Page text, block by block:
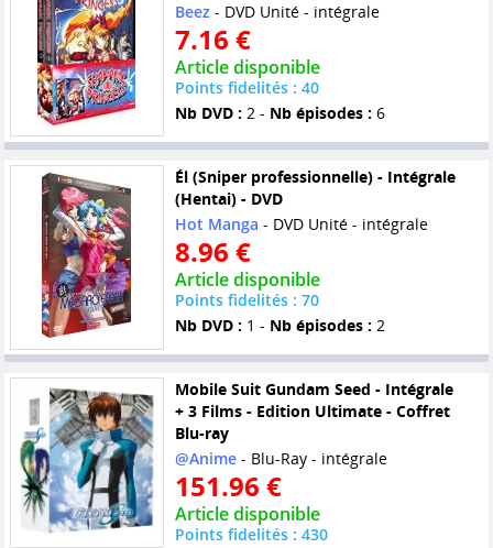
Beez- DVD Unité - intégrale
7.16 €
Article disponible
Points fidelités : 40
Nb DVD : 2 - Nb épisodes : 6
Él (Sniper professionnelle) - Intégrale
(Hentai) - DVD
Hot Manga - DVD Unité - intégrale
8.96 €
Article disponible
Points fidelités : 70
Nb DVD : 1 - Nb épisodes : 2
Mobile Suit Gundam Seed - Intégrale
+ 3 Films - Edition Ultimate - Coffret
Blu-ray
@Anime- Blu-Ray - intégrale
151.96 €
Article disponible
Points fidelités : 430